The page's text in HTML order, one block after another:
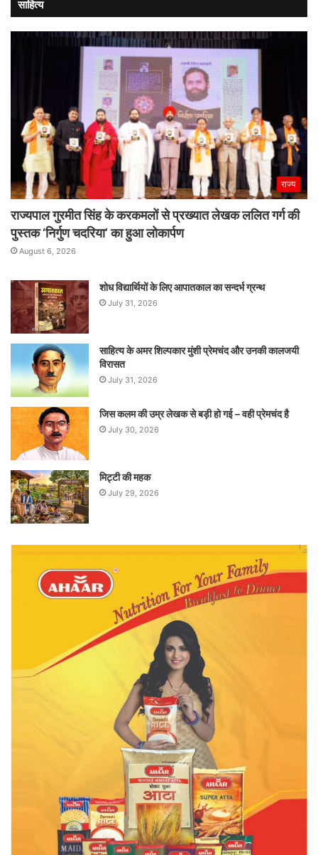
साहित्य
राज्य
राज्यपाल गुरमीत सिंह के करकमलों से प्रख्यात लेखक ललित गर्ग की
पुस्तक ‘निर्गुण चदरिया’ का हुआ लोकार्पण
August 6, 2026
शोध विद्यार्थियों के लिए आपातकाल का सन्दर्भ ग्रन्थ
July 31, 2026
साहित्य के अमर शिल्पकार मुंशी प्रेमचंद और उनकी कालजयी
विरासत
July 31, 2026
जिस कलम की उम्र लेखक से बड़ी हो गई – वही प्रेमचंद है
July 30, 2026
मिट्टी की महक
July 29, 2026